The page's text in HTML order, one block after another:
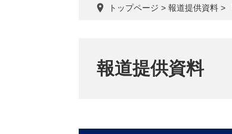
トップページ > 報道提供資料 >
報道提供資料